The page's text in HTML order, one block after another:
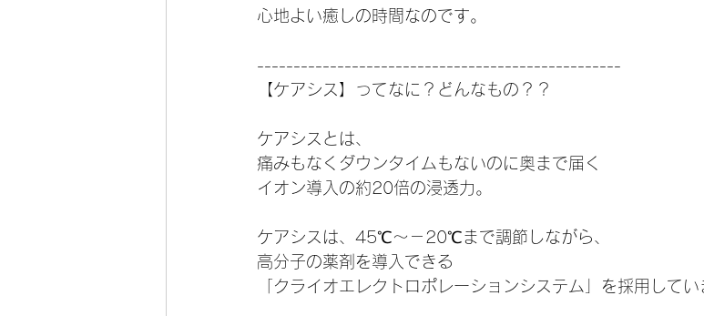
心地よい癒しの時間なのです。
--------------------------------------------------
【ケアシス】ってなに？どんなもの？？
ケアシスとは、
痛みもなくダウンタイムもないのに奥まで届く
イオン導入の約20倍の浸透力。
ケアシスは、45℃～－20℃まで調節しながら、
高分子の薬剤を導入できる
「クライオエレクトロポレーションシステム」を採用してい